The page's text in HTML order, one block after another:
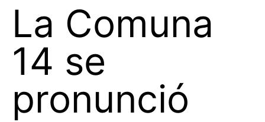
La Comuna
14 se
pronunció